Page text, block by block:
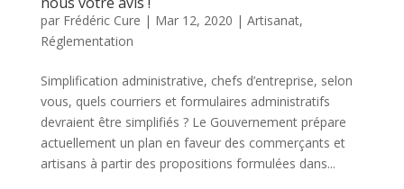
par Frédéric Cure | Mar 12, 2020 | Artisanat,
Réglementation
Simplification administrative, chefs d’entreprise, selon
vous, quels courriers et formulaires administratifs
devraient être simplifiés ? Le Gouvernement prépare
actuellement un plan en faveur des commerçants et
artisans à partir des propositions formulées dans...